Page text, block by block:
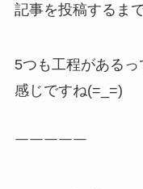
記事を投稿するま
5つも工程がある
感じですね(=_=)
￣￣￣￣￣